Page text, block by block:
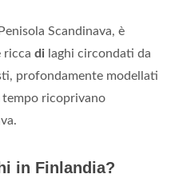
Penisola Scandinava, è
ricca di laghi circondati da
profondamente modellati
ricoprivano
in Finlandia?